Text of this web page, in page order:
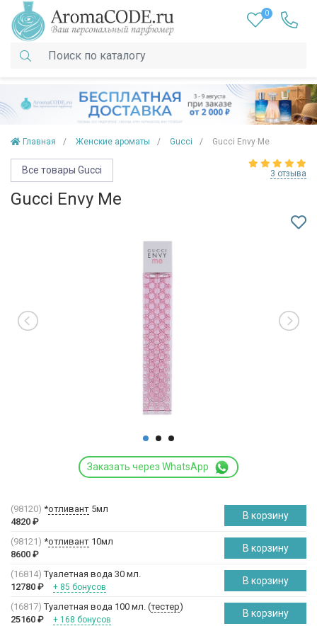
0
Главная Женские ароматы Gucci Gucci Envy Me
Все товары Gucci 3 отзыва
Gucci Envy Me
Заказать через WhatsApp
(98120) *отливант 5мл
4820 ₽
В корзину
(98121) *отливант 10мл
8600 ₽
В корзину
(16814) Туалетная вода 30 мл.
12780 ₽ + 85 бонусов
В корзину
(16817) Туалетная вода 100 мл. (тестер)
25160 ₽ + 168 бонусов
В корзину